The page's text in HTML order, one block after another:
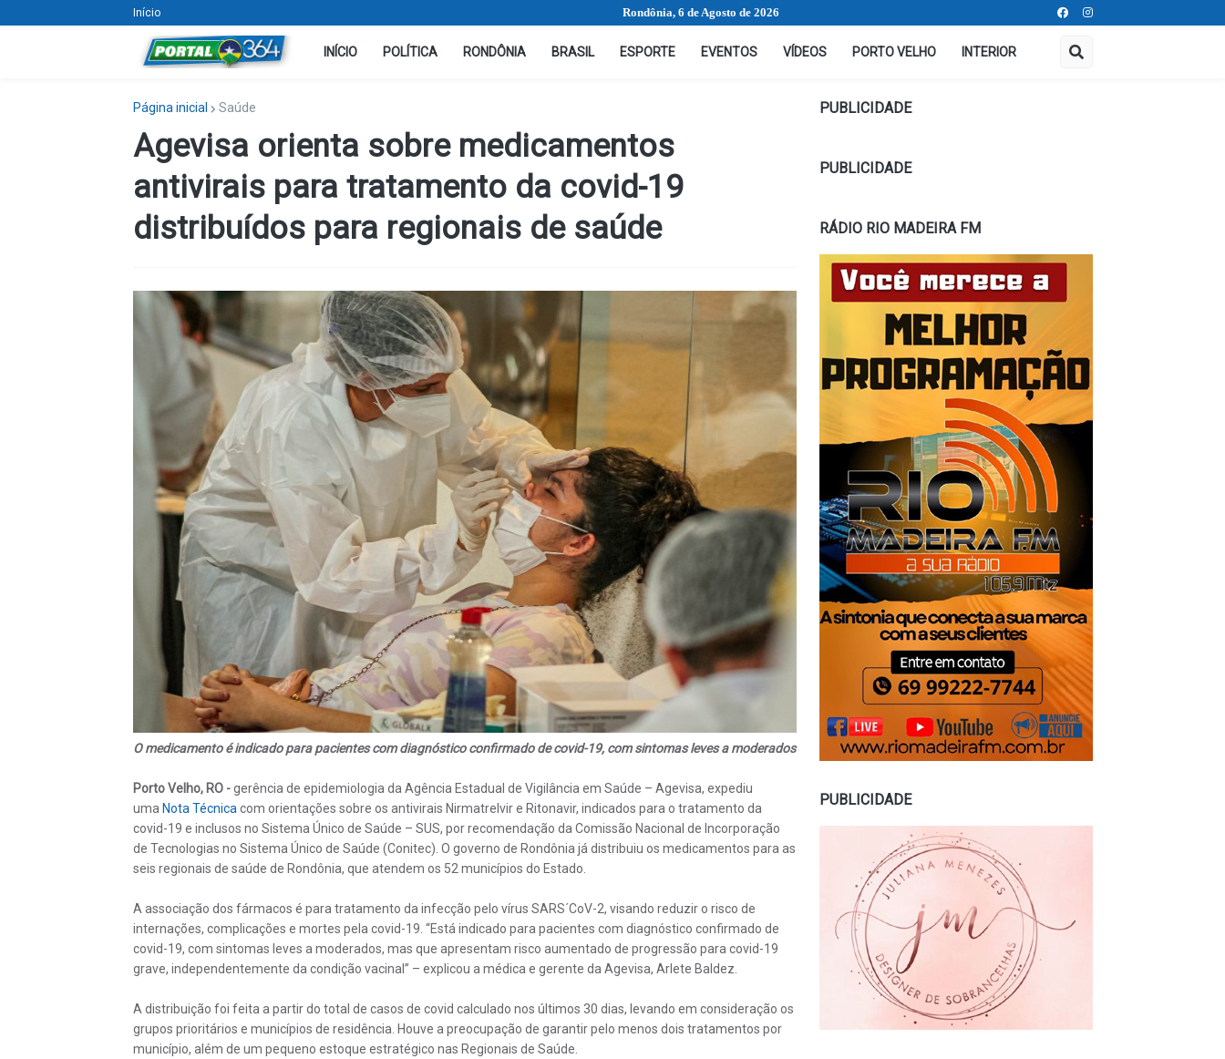
Início Rondônia, 6 de Agosto de 2026
INÍCIO POLÍTICA RONDÔNIA BRASIL ESPORTE EVENTOS VÍDEOS PORTO VELHO INTERIOR
Página inicial Saúde
Agevisa orienta sobre medicamentos
antivirais para tratamento da covid-19
distribuídos para regionais de saúde
O medicamento é indicado para pacientes com diagnóstico confirmado de covid-19, com sintomas leves a moderados
Porto Velho, RO -gerência de epidemiologia da Agência Estadual de Vigilância em Saúde – Agevisa, expediu
uma Nota Técnicacom orientações sobre os antivirais Nirmatrelvir e Ritonavir, indicados para o tratamento da
covid-19 e inclusos no Sistema Único de Saúde – SUS, por recomendação da Comissão Nacional de Incorporação
de Tecnologias no Sistema Único de Saúde (Conitec). O governo de Rondônia já distribuiu os medicamentos para as
seis regionais de saúde de Rondônia, que atendem os 52 municípios do Estado.
A associação dos fármacos é para tratamento da infecção pelo vírus SARS´CoV-2, visando reduzir o risco de
internações, complicações e mortes pela covid-19. “Está indicado para pacientes com diagnóstico confirmado de
covid-19, com sintomas leves a moderados, mas que apresentam risco aumentado de progressão para covid-19
grave, independentemente da condição vacinal” – explicou a médica e gerente da Agevisa, Arlete Baldez.
A distribuição foi feita a partir do total de casos de covid calculado nos últimos 30 dias, levando em consideração os
grupos prioritários e municípios de residência. Houve a preocupação de garantir pelo menos dois tratamentos por
município, além de um pequeno estoque estratégico nas Regionais de Saúde.
PUBLICIDADE
PUBLICIDADE
RÁDIO RIO MADEIRA FM
PUBLICIDADE